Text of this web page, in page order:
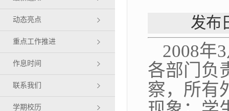
动态亮点
重点工作推进
作息时间
联系我们
学期校历
发
2008年3
各部门负
察，所有